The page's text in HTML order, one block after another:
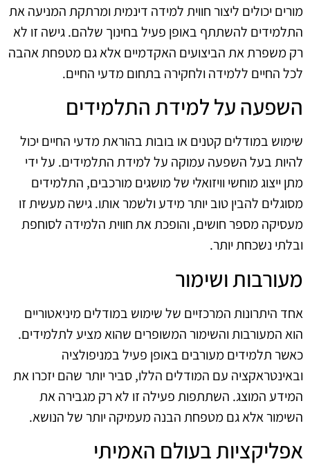
מורים יכולים ליצור חווית למידה דינמית ומרתקת המניעה את
התלמידים להשתתף באופן פעיל בחינוך שלהם. גישה זו לא
רק משפרת את הביצועים האקדמיים אלא גם מטפחת אהבה
לכל החיים ללמידה ולחקירה בתחום מדעי החיים.
השפעה על למידת התלמידים
שימוש במודלים קטנים או בובות בהוראת מדעי החיים יכול
להיות בעל השפעה עמוקה על למידת התלמידים. על ידי
מתן ייצוג מוחשי וויזואלי של מושגים מורכבים, התלמידים
מסוגלים להבין טוב יותר מידע ולשמר אותו. גישה מעשית זו
מעסיקה מספר חושים, והופכת את חווית הלמידה לסוחפת
ובלתי נשכחת יותר.
מעורבות ושימור
אחד היתרונות המרכזיים של שימוש במודלים מיניאטוריים
הוא המעורבות והשימור המשופרים שהוא מציע לתלמידים.
כאשר תלמידים מעורבים באופן פעיל במניפולציה
ובאינטראקציה עם המודלים הללו, סביר יותר שהם יזכרו את
המידע המוצג. השתתפות פעילה זו לא רק מגבירה את
השימור אלא גם מטפחת הבנה מעמיקה יותר של הנושא.
אפליקציות בעולם האמיתי